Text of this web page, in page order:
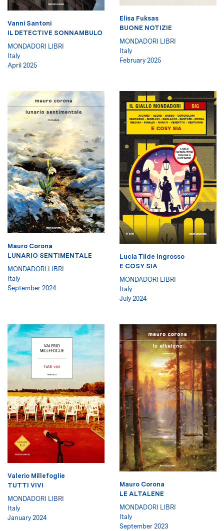
Vanni Santoni
IL DETECTIVE SONNAMBULO
MONDADORI LIBRI
Italy
April 2025
Elisa Fuksas
BUONE NOTIZIE
MONDADORI LIBRI
Italy
February 2025
Mauro Corona
LUNARIO SENTIMENTALE
MONDADORI LIBRI
Italy
September 2024
Lucia Tilde Ingrosso
E COSY SIA
MONDADORI LIBRI
Italy
July 2024
Valerio Millefoglie
TUTTI VIVI
MONDADORI LIBRI
Italy
January 2024
Mauro Corona
LE ALTALENE
MONDADORI LIBRI
Italy
September 2023